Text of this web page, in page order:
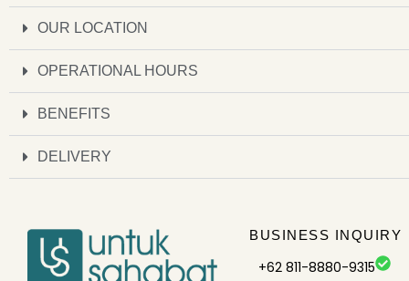
OUR LOCATION
OPERATIONAL HOURS
BENEFITS
DELIVERY
BUSINESS INQUIRY
+62 811-8880-9315